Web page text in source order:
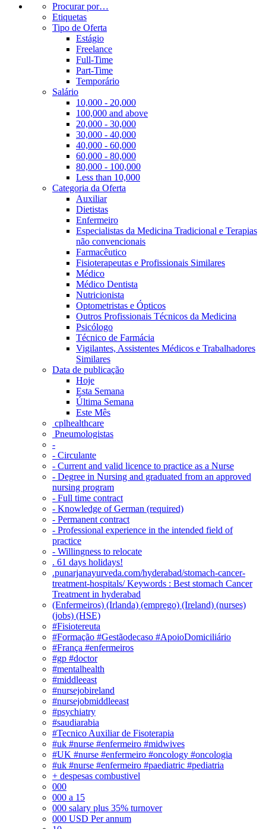
Procurar por…
Etiquetas
Tipo de Oferta
Estágio
Freelance
Full-Time
Part-Time
Temporário
Salário
10,000 - 20,000
100,000 and above
20,000 - 30,000
30,000 - 40,000
40,000 - 60,000
60,000 - 80,000
80,000 - 100,000
Less than 10,000
Categoria da Oferta
Auxiliar
Dietistas
Enfermeiro
Especialistas da Medicina Tradicional e Terapias
não convencionais
Farmacêutico
Fisioterapeutas e Profissionais Similares
Médico
Médico Dentista
Nutricionista
Optometristas e Ópticos
Outros Profissionais Técnicos da Medicina
Psicólogo
Técnico de Farmácia
Vigilantes, Assistentes Médicos e Trabalhadores
Similares
Data de publicação
Hoje
Esta Semana
Última Semana
Este Mês
‎ cplhealthcare‬
Pneumologistas
-
- Circulante
- Current and valid licence to practice as a Nurse
- Degree in Nursing and graduated from an approved
nursing program
- Full time contract
- Knowledge of German (required)
- Permanent contract
- Professional experience in the intended field of
practice
- Willingness to relocate
. 61 days holidays!
.punarjanayurveda.com/hyderabad/stomach-cancer-
treatment-hospitals/ Keywords : Best stomach Cancer
Treatment in hyderabad
(Enfermeiros) (Irlanda) (emprego) (Ireland) (nurses)
(jobs) (HSE)
#Fisiotereuta
#Formação #Gestãodecaso #ApoioDomiciliário
#França #enfermeiros
#gp #doctor
#mentalhealth
#middleeast
#nursejobireland
#nursejobmiddleeast
#psychiatry
#saudiarabia
#Tecnico Auxiliar de Fisoterapia
#uk #nurse #enfermeiro #midwives
#UK #nurse #enfermeiro #oncology #oncologia
#uk #nurse #enfermeiro #paediatric #pediatria
+ despesas combustivel
000
000 a 15
000 salary plus 35% turnover
000 USD Per annum